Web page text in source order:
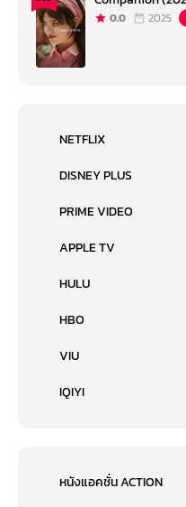
0.0 2025
NETFLIX
DISNEY PLUS
PRIME VIDEO
APPLE TV
HULU
HBO
VIU
IQIYI
หนังแอคชั่น ACTION